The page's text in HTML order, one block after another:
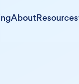
AboutResources